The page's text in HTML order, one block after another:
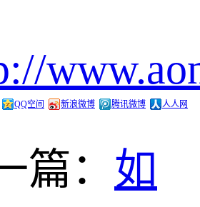
QQ空间 新浪微博 腾讯微博
人人网
篇： 如